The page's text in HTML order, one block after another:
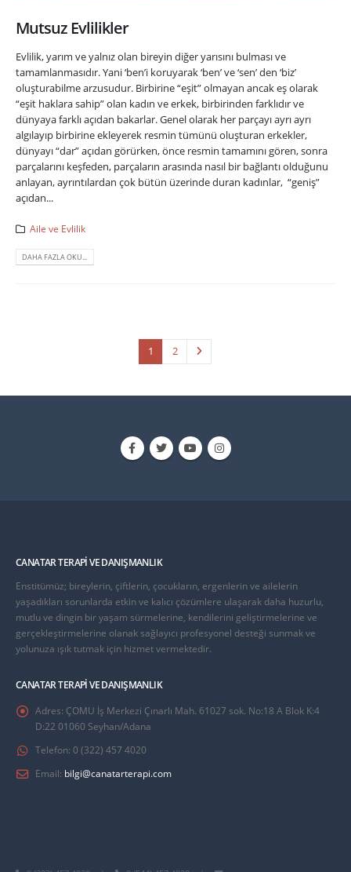
Mutsuz Evlilikler
Evlilik, yarım ve yalnız olan bireyin diğer yarısını bulması ve
tamamlanmasıdır. Yani ‘ben’i koruyarak ‘ben’ ve ‘sen’ den ‘biz’
oluşturabilme arzusudur. Birbirine “eşit” olmayan ancak eş olarak
“eşit haklara sahip” olan kadın ve erkek, birbirinden farklıdır ve
dünyaya farklı açıdan bakarlar. Genel olarak her parçayı ayrı ayrı
algılayıp birbirine ekleyerek resmin tümünü oluşturan erkekler,
dünyayı “dar” açıdan görürken, önce resmin tamamını gören, sonra
parçalarını keşfeden, parçaların arasında nasıl bir bağlantı olduğunu
anlayan, ayrıntılardan çok bütün üzerinde duran kadınlar, “geniş”
açıdan...
Aile ve Evlilik
DAHA FAZLA OKU...
1 2
CANATAR TERAPI VE DANIŞMANLIK
Enstitümüz; bireylerin, çiftlerin, çocukların, ergenlerin ve ailelerin
yaşadıkları sorunlarda etkin ve kalıcı çözümlere ulaşarak daha huzurlu,
mutlu ve dingin bir yaşam sürmelerine, kendilerini geliştirmelerine ve
gerçekleştirmelerine olanak sağlayıcı profesyonel desteği sunmak ve
yolunuza ışık tutmak için hizmet vermektedir.
CANATAR TERAPI VE DANIŞMANLIK
Adres: ÇOMU İş Merkezi Çınarlı Mah. 61027 sok. No:18 A Blok K:4
D:22 01060 Seyhan/Adana
Telefon: 0 (322) 457 4020
Email: bilgi@canatarterapi.com